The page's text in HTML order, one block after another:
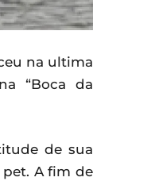
na ultima
“Boca da
de sua
A fim de